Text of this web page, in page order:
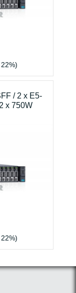
/ 2 x E5-
x 750W